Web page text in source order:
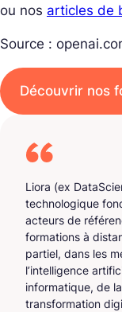
ou nos articles de
Source :
Découvrir nos
Liora (ex
technologique
acteurs de
formations à
partiel, dans les
l’intelligence
informatique, de
transformation